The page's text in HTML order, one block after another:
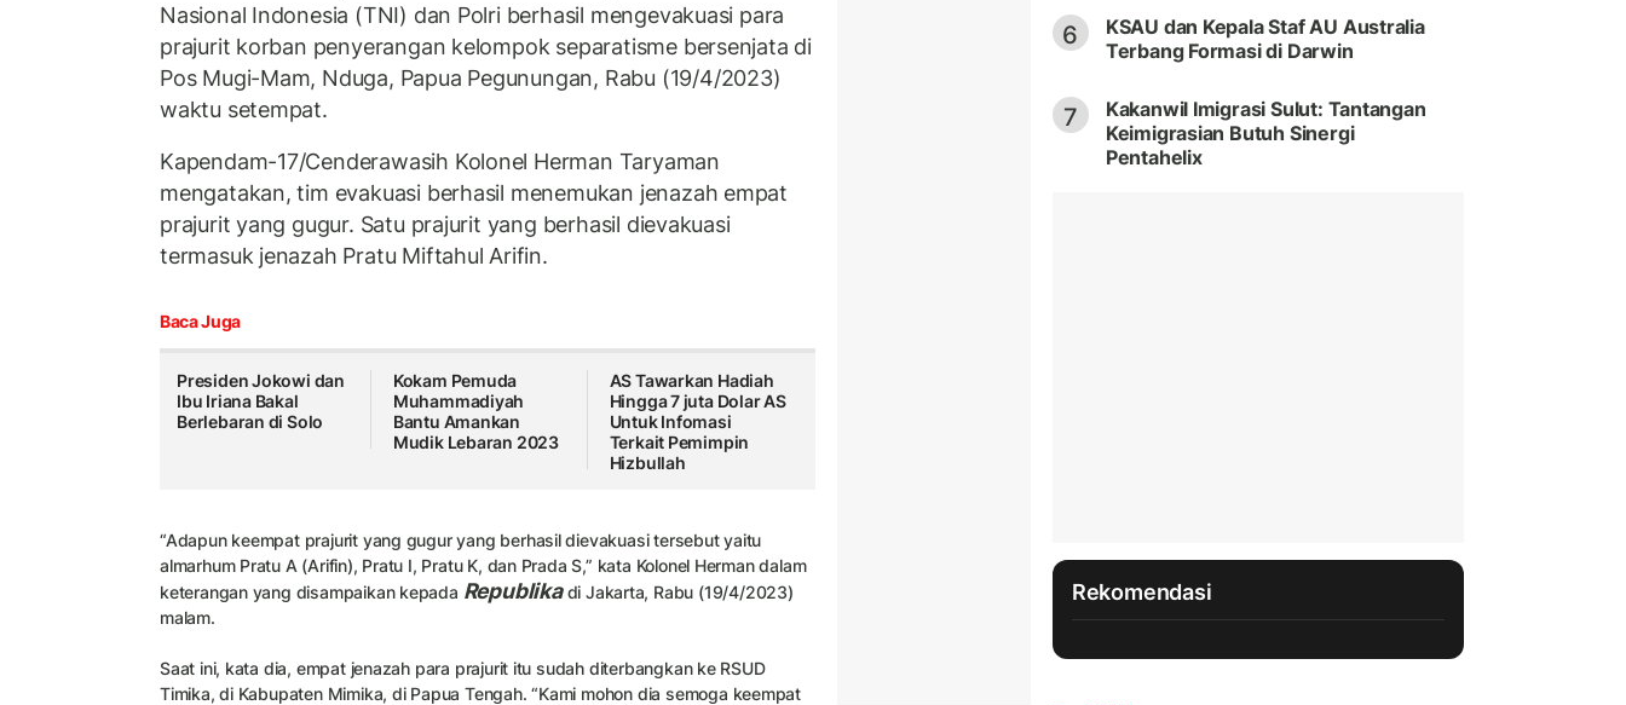
Nasional Indonesia (TNI) dan Polri berhasil mengevakuasi para
prajurit korban penyerangan kelompok separatisme bersenjata di
Pos Mugi-Mam, Nduga, Papua Pegunungan, Rabu (19/4/2023)
waktu setempat.
Kapendam-17/Cenderawasih Kolonel Herman Taryaman
mengatakan, tim evakuasi berhasil menemukan jenazah empat
prajurit yang gugur. Satu prajurit yang berhasil dievakuasi
termasuk jenazah Pratu Miftahul Arifin.
Baca Juga
Presiden Jokowi dan
Ibu Iriana Bakal
Berlebaran di Solo
Kokam Pemuda
Muhammadiyah
Bantu Amankan
Mudik Lebaran 2023
AS Tawarkan Hadiah
Hingga 7 juta Dolar AS
Untuk Infomasi
Terkait Pemimpin
Hizbullah
“Adapun keempat prajurit yang gugur yang berhasil dievakuasi tersebut yaitu
almarhum Pratu A (Arifin), Pratu I, Pratu K, dan Prada S,” kata Kolonel Herman dalam
keterangan yang disampaikan kepada Republikadi Jakarta, Rabu (19/4/2023)
malam.
Saat ini, kata dia, empat jenazah para prajurit itu sudah diterbangkan ke RSUD
Timika, di Kabupaten Mimika, di Papua Tengah. “Kami mohon dia semoga keempat
6
KSAU dan Kepala Staf AU Australia
Terbang Formasi di Darwin
7
Kakanwil Imigrasi Sulut: Tantangan
Keimigrasian Butuh Sinergi
Pentahelix
Rekomendasi